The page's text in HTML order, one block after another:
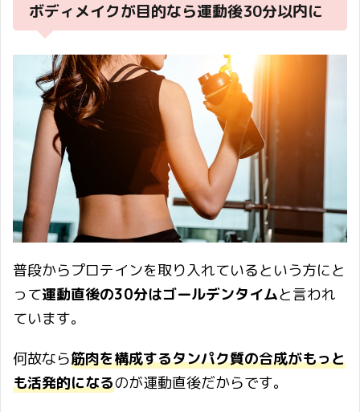
ボディメイクが目的なら運動後30分以内に
普段からプロテインを取り入れているという方にと
って運動直後の30分はゴールデンタイムと言われ
ています。
何故なら筋肉を構成するタンパク質の合成がもっと
も活発的になるのが運動直後だからです。